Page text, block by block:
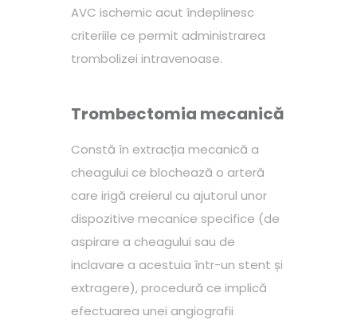
AVC ischemic acut îndeplinesc
criteriile ce permit administrarea
trombolizei intravenoase.
Trombectomia mecanică
Constă în extracția mecanică a
cheagului ce blochează o arteră
care irigă creierul cu ajutorul unor
dispozitive mecanice specifice (de
aspirare a cheagului sau de
inclavare a acestuia într-un stent și
extragere), procedură ce implică
efectuarea unei angiografii